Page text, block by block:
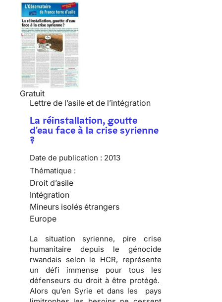
Gratuit
Lettre de l’asile et de l’intégration
La réinstallation, goutte
d'eau face à la crise syrienne
?
Date de publication : 2013
Thématique :
Droit d’asile
Intégration
Mineurs isolés étrangers
Europe
La situation syrienne, pire crise
humanitaire depuis le génocide
rwandais selon le HCR, représente
un défi immense pour tous les
défenseurs du droit à être protégé.
Alors qu’en Syrie et dans les pays